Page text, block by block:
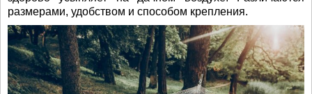
размерами, удобством и способом крепления.